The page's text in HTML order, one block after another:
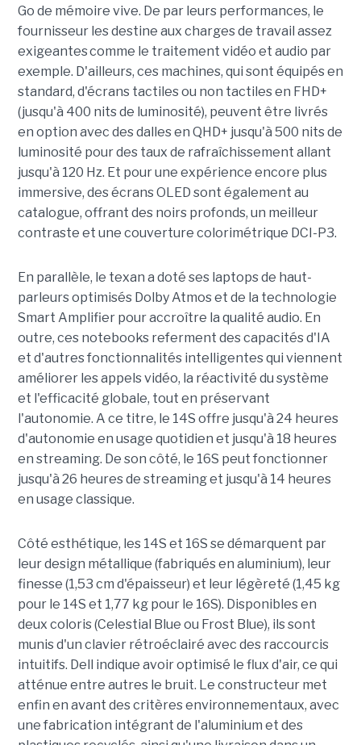
Go de mémoire vive. De par leurs performances, le
fournisseur les destine aux charges de travail assez
exigeantes comme le traitement vidéo et audio par
exemple. D'ailleurs, ces machines, qui sont équipés en
standard, d'écrans tactiles ou non tactiles en FHD+
(jusqu'à 400 nits de luminosité), peuvent être livrés
en option avec des dalles en QHD+ jusqu'à 500 nits de
luminosité pour des taux de rafraîchissement allant
jusqu'à 120 Hz. Et pour une expérience encore plus
immersive, des écrans OLED sont également au
catalogue, offrant des noirs profonds, un meilleur
contraste et une couverture colorimétrique DCI-P3.
En parallèle, le texan a doté ses laptops de haut-
parleurs optimisés Dolby Atmos et de la technologie
Smart Amplifier pour accroître la qualité audio. En
outre, ces notebooks referment des capacités d'IA
et d'autres fonctionnalités intelligentes qui viennent
améliorer les appels vidéo, la réactivité du système
et l'efficacité globale, tout en préservant
l'autonomie. A ce titre, le 14S offre jusqu'à 24 heures
d'autonomie en usage quotidien et jusqu'à 18 heures
en streaming. De son côté, le 16S peut fonctionner
jusqu'à 26 heures de streaming et jusqu'à 14 heures
en usage classique.
Côté esthétique, les 14S et 16S se démarquent par
leur design métallique (fabriqués en aluminium), leur
finesse (1,53 cm d'épaisseur) et leur légèreté (1,45 kg
pour le 14S et 1,77 kg pour le 16S). Disponibles en
deux coloris (Celestial Blue ou Frost Blue), ils sont
munis d'un clavier rétroéclairé avec des raccourcis
intuitifs. Dell indique avoir optimisé le flux d'air, ce qui
atténue entre autres le bruit. Le constructeur met
enfin en avant des critères environnementaux, avec
une fabrication intégrant de l'aluminium et des